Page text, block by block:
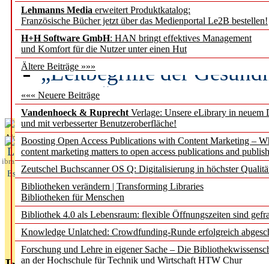
Lehmanns Media erweitert Produktkatalog:
Französische Bücher jetzt über das Medienportal Le2B bestellen!
H+H Software GmbH: HAN bringt effektives Management
und Komfort für die Nutzer unter einen Hut
Ältere Beiträge »»»
««« Neuere Beiträge
Vandenhoeck & Ruprecht Verlage: Unsere eLibrary in neuem
und mit verbesserter Benutzeroberfläche!
Boosting Open Access Publications with Content Marketing –
content marketing matters to open access publications and
Zeutschel Buchscanner OS Q: Digitalisierung in höchster
Bibliotheken verändern | Transforming Libraries
Bibliotheken für Menschen
Bibliothek 4.0 als Lebensraum: flexible Öffnungszeiten sind
Knowledge Unlatched: Crowdfunding-Runde erfolgreich
Forschung und Lehre in eigener Sache – Die
an der Hochschule für Technik und Wirtschaft HTW Chur
Künstliche Intelligenz
besser zu verstehen
„Leitbegriffe der
des BIÖG erscheinen
Aktuelles aus
L
ibrary
Essentials